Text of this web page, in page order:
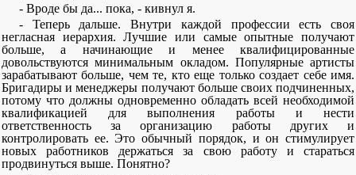
- Вроде бы да... пока, - кивнул я.
- Теперь дальше. Внутри каждой профессии есть своя
негласная иерархия. Лучшие или самые опытные получают
больше, а начинающие и менее квалифицированные
довольствуются минимальным окладом. Популярные артисты
зарабатывают больше, чем те, кто еще только создает себе имя.
Бригадиры и менеджеры получают больше своих подчиненных,
потому что должны одновременно обладать всей необходимой
квалификацией для выполнения работы и нести
ответственность за организацию работы других и
контролировать ее. Это обычный порядок, и он стимулирует
новых работников держаться за свою работу и стараться
продвинуться выше. Понятно?